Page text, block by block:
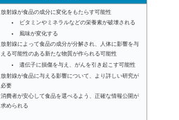
放射線が食品の成分に変化をもたらす可能性
ビタミンやミネラルなどの栄養素が破壊される
風味が変化する
放射線によって食品の成分が分解され、人体に影響を与
える可能性のある新たな物質が作られる可能性
遺伝子に損傷を与え、がんを引き起こす可能性
放射線が食品に与える影響について、より詳しい研究が
必要
消費者が安心して食品を選べるよう、正確な情報公開が
求められる